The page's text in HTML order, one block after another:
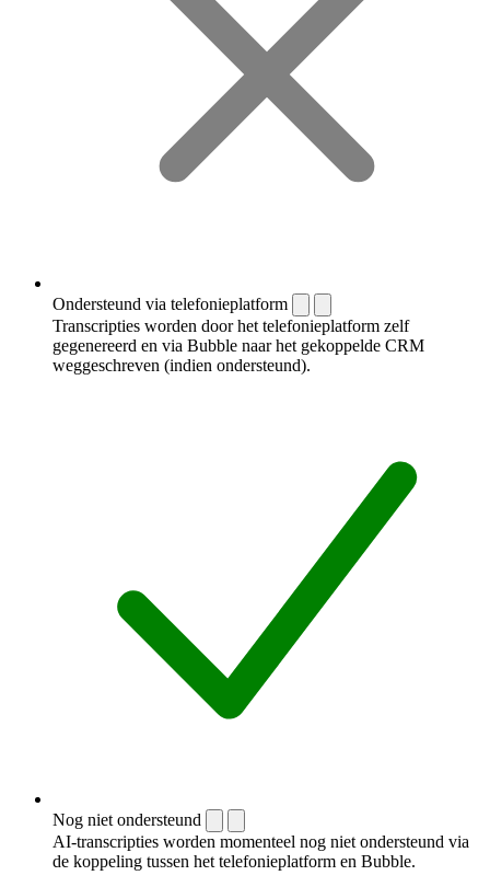
Ondersteund via telefonieplatform
Transcripties worden door het telefonieplatform zelf
gegenereerd en via Bubble naar het gekoppelde CRM
weggeschreven (indien ondersteund).
Nog niet ondersteund
AI-transcripties worden momenteel nog niet ondersteund via
de koppeling tussen het telefonieplatform en Bubble.